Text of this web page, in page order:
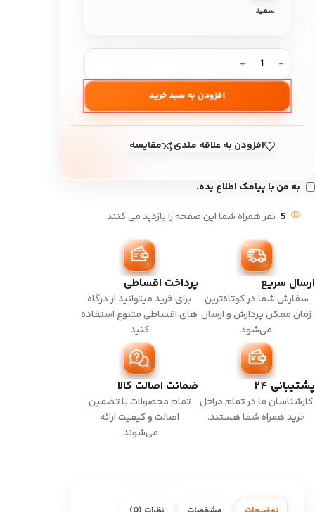
سفید
افزودن به سبد خرید
افزودن به علاقه مندی مقایسه
به من با پیامک اطلاع بده.
5 نفر همراه شما این صفحه را بازدید می کنند
ارسال سریع
سفارش شما در کوتاه‌ترین
زمان ممکن پردازش و ارسال
می‌شود
پرداخت اقساطی
برای خرید میتوانید از درگاه
های اقساطی متنوع استفاده
کنید
پشتیبانی ۲۴
کارشناسان ما در تمام مراحل
خرید همراه شما هستند.
ضمانت اصالت کالا
تمام محصولات با تضمین
اصالت و کیفیت ارائه
می‌شوند.